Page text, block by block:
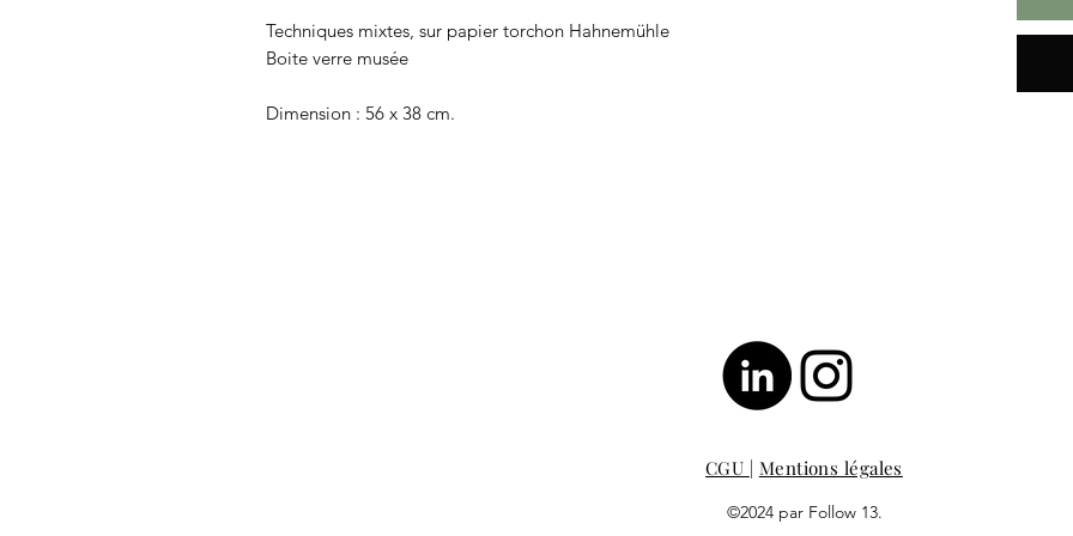
Techniques mixtes, sur papier torchon Hahnemühle
Boite verre musée
Dimension : 56 x 38 cm.
CGU Mentions légales
©2024 par Follow 13.